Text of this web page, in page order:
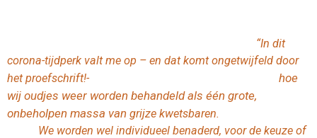
“In dit
corona-tijdperk valt me op – en dat komt ongetwijfeld door
het proefschrift!-hoe
wij oudjes weer worden behandeld als één grote,
onbeholpen massa van grijze kwetsbaren.
We worden wel individueel benaderd, voor de keuze of